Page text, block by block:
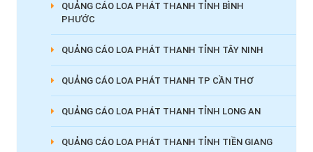
QUẢNG CÁO LOA PHÁT THANH TỈNH BÌNH
PHƯỚC
QUẢNG CÁO LOA PHÁT THANH TỈNH TÂY NINH
QUẢNG CÁO LOA PHÁT THANH TP CẦN THƠ
QUẢNG CÁO LOA PHÁT THANH TỈNH LONG AN
QUẢNG CÁO LOA PHÁT THANH TỈNH TIỀN GIANG